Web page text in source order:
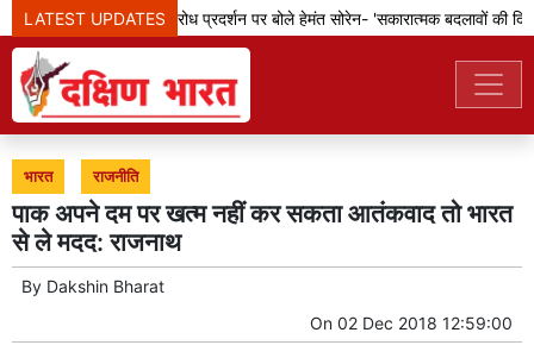
LATEST UPDATES
झारखंड: छात्रों के विरोध प्रदर्शन पर बोले हेमंत सोरेन- 'सकारात्मक बदलावों की
भारत राजनीति
पाक अपने दम पर खत्म नहीं कर सकता आतंकवाद तो भारत
से ले मदद: राजनाथ
By Dakshin Bharat
On 02 Dec 2018 12:59:00